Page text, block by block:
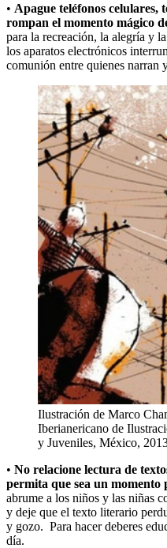
• Apague teléfonos celulares,
rompan el momento mágico
para la recreación, la alegría y
los aparatos electrónicos
comunión entre quienes narran
Ilustración de Marco
Iberianericano de
y Juveniles, México,
• No relacione lectura de
permita que sea un momento
abrume a los niños y las niñas
y deje que el texto literario
y gozo. Para hacer deberes
día.